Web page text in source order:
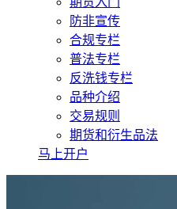
防非宣传
合规专栏
普法专栏
反洗钱专栏
品种介绍
交易规则
期货和衍生品法
马上开户